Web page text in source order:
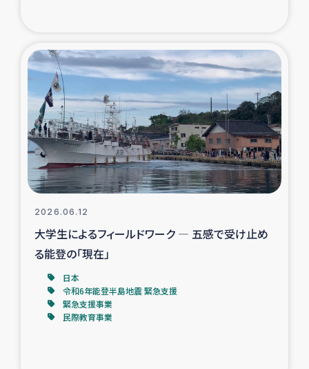
復興応援隊の活動
仮設住宅生活支援・農業復興支援
漁業復興支援
インターン・ボランティア日誌
ガザ空爆被災者への食料支援と農家生産支援
2026.06.12
大学生によるフィールドワーク ― 五感で受け止め
る能登の「現在」
日本
令和6年能登半島地震 緊急支援
緊急支援事業
民際教育事業